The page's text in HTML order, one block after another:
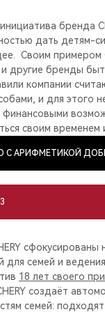
бренда
дать детям-
Своим примером
другие бренды
компании
и для этого
своим временем
С АРИФМЕТИКОЙ
сфокусированы
для семей и
18 лет своего
создаёт
семей: